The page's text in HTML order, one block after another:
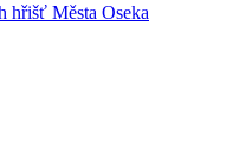
hřišť Města Oseka